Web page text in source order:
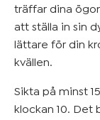
träffar dina
att ställa in sin
lättare för din
kvällen.
Sikta på minst
klockan 10. Det